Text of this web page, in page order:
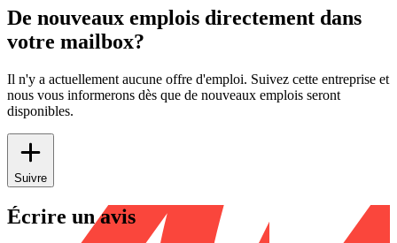
De nouveaux emplois directement dans
votre mailbox?
Il n'y a actuellement aucune offre d'emploi. Suivez cette entreprise et
nous vous informerons dès que de nouveaux emplois seront
disponibles.
Suivre
Écrire un avis